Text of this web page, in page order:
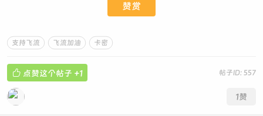
ALDVTZOEMXHPL
ALDVFJOZEBUAK
ALDPEYLBTCNRD
赞赏
支持飞流 飞流加油 卡密
帖子ID: 557
 点赞这个帖子 +1
1赞